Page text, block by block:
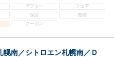
アフター
フェア
保証
整備
クーポン
南／シトロエン札幌南／Ｄ